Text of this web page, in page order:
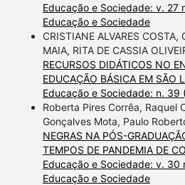
Educação e Sociedade: v. 27
Educação e Sociedade
CRISTIANE ALVARES
MAIA, RITA DE CASSIA
RECURSOS DIDÁTICOS NO
EDUCAÇÃO BÁSICA EM SÃO
Educação e Sociedade: n. 39
Roberta Pires Corrêa, Raquel
Gonçalves Mota, Paulo
NEGRAS NA PÓS-
TEMPOS DE PANDEMIA DE
Educação e Sociedade: v.
Educação e Sociedade